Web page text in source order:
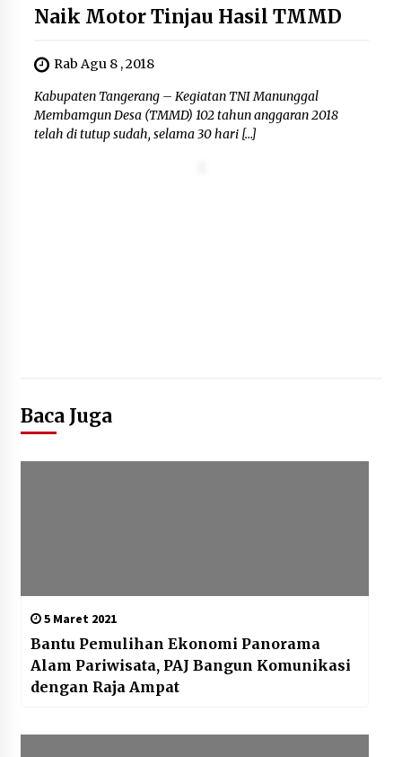
Naik Motor Tinjau Hasil TMMD
Rab Agu 8 , 2018
Kabupaten Tangerang – Kegiatan TNI Manunggal
Membamgun Desa (TMMD) 102 tahun anggaran 2018
telah di tutup sudah, selama 30 hari […]
Baca Juga
5 Maret 2021
Bantu Pemulihan Ekonomi Panorama
Alam Pariwisata, PAJ Bangun Komunikasi
dengan Raja Ampat